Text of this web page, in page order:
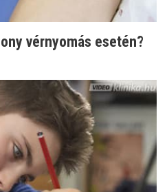
vérnyomás esetén?